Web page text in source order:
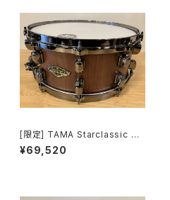
[限定] TAMA Starclassic Wa
lnut/Birch 14”×6” / Ceder O
uter ply ＆Black Nickel Har
¥69,520